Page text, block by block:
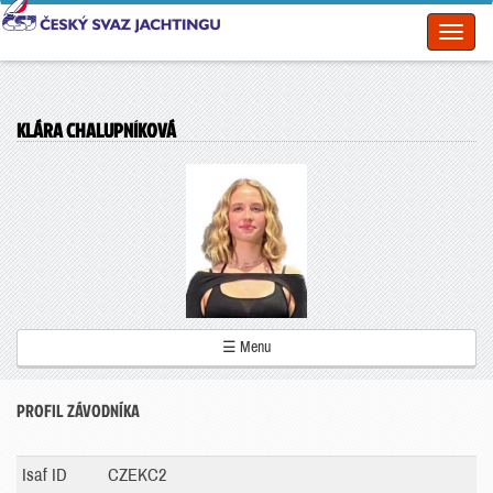
KLÁRA CHALUPNÍKOVÁ
☰ Menu
PROFIL ZÁVODNÍKA
Isaf ID CZEKC2